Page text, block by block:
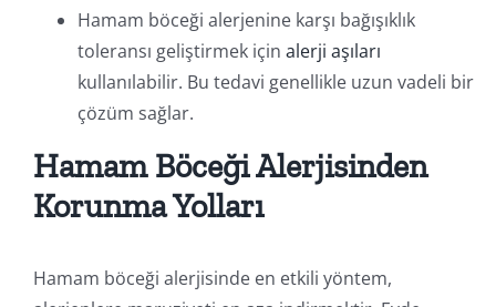
Hamam böceği alerjenine karşı bağışıklık
toleransı geliştirmek için alerji aşıları
kullanılabilir. Bu tedavi genellikle uzun vadeli bir
çözüm sağlar.
Hamam Böceği Alerjisinden
Korunma Yolları
Hamam böceği alerjisinde en etkili yöntem,